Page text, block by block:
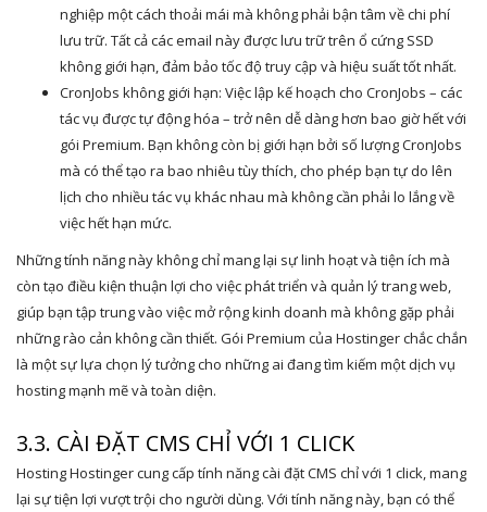
nghiệp một cách thoải mái mà không phải bận tâm về chi phí
lưu trữ. Tất cả các email này được lưu trữ trên ổ cứng SSD
không giới hạn, đảm bảo tốc độ truy cập và hiệu suất tốt nhất.
CronJobs không giới hạn: Việc lập kế hoạch cho CronJobs – các
tác vụ được tự động hóa – trở nên dễ dàng hơn bao giờ hết với
gói Premium. Bạn không còn bị giới hạn bởi số lượng CronJobs
mà có thể tạo ra bao nhiêu tùy thích, cho phép bạn tự do lên
lịch cho nhiều tác vụ khác nhau mà không cần phải lo lắng về
việc hết hạn mức.
Những tính năng này không chỉ mang lại sự linh hoạt và tiện ích mà
còn tạo điều kiện thuận lợi cho việc phát triển và quản lý trang web,
giúp bạn tập trung vào việc mở rộng kinh doanh mà không gặp phải
những rào cản không cần thiết. Gói Premium của Hostinger chắc chắn
là một sự lựa chọn lý tưởng cho những ai đang tìm kiếm một dịch vụ
hosting mạnh mẽ và toàn diện.
3.3. CÀI ĐẶT CMS CHỈ VỚI 1 CLICK
Hosting Hostinger cung cấp tính năng cài đặt CMS chỉ với 1 click, mang
lại sự tiện lợi vượt trội cho người dùng. Với tính năng này, bạn có thể